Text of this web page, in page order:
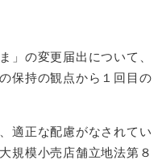
」の変更届出について、
保持の観点から１回目の
適正な配慮がなされてい
規模小売店舗立地法第８